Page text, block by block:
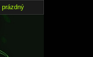
prázdný